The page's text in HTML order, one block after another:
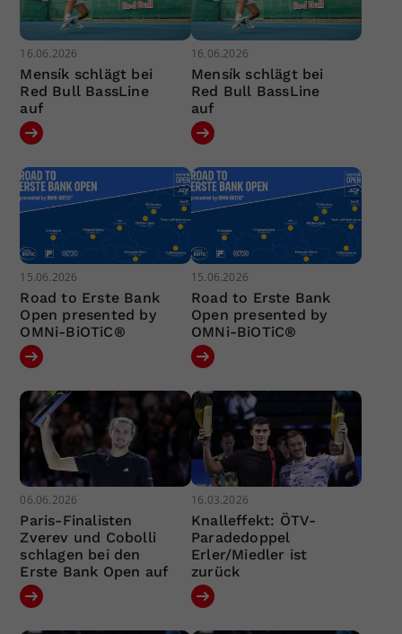
16.06.2026
Mensík schlägt bei
Red Bull BassLine
auf
16.06.2026
Mensík schlägt bei
Red Bull BassLine
auf
15.06.2026
Road to Erste Bank
Open presented by
OMNi-BiOTiC®
15.06.2026
Road to Erste Bank
Open presented by
OMNi-BiOTiC®
06.06.2026
Paris-Finalisten
Zverev und Cobolli
schlagen bei den
Erste Bank Open auf
16.03.2026
Knalleffekt: ÖTV-
Paradedoppel
Erler/Miedler ist
zurück